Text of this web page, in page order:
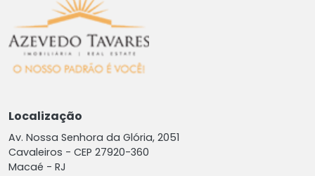
Localização
Av. Nossa Senhora da Glória, 2051
Cavaleiros - CEP 27920-360
Macaé - RJ